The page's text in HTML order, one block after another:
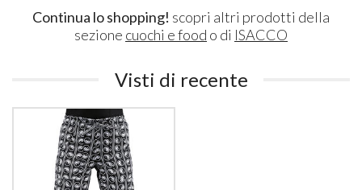
Continua lo shopping! scopri altri prodotti della
sezione cuochi e food o di ISACCO
Visti di recente